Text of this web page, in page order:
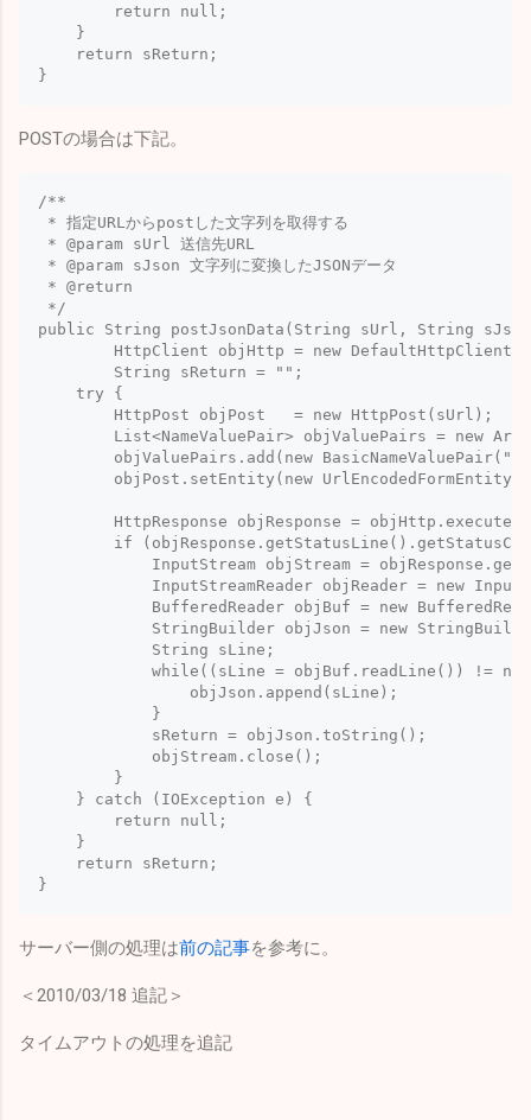
    }
    return sReturn;
POSTの場合は下記。
/**
* 指定URLからpostした文字列を取得する
* @param sUrl 送信先URL
* @param sJson 文字列に変換したJSONデータ
* @return
*/
public String postJsonData(String sUrl, String
    try {
objPost.setEntity(new
HttpResponse objResponse =
if
InputStream objStream =
InputStreamReader objReader = new
BufferedReader objBuf = new
StringBuilder objJson = new
            String sLine;
while((sLine = objBuf.readLine()) !=
            }
            sReturn = objJson.toString();
            objStream.close();
        }
    } catch (IOException e) {
    }
    return sReturn;
サーバー側の処理は前の記事を参考に。
＜2010/03/18 追記＞
タイムアウトの処理を追記